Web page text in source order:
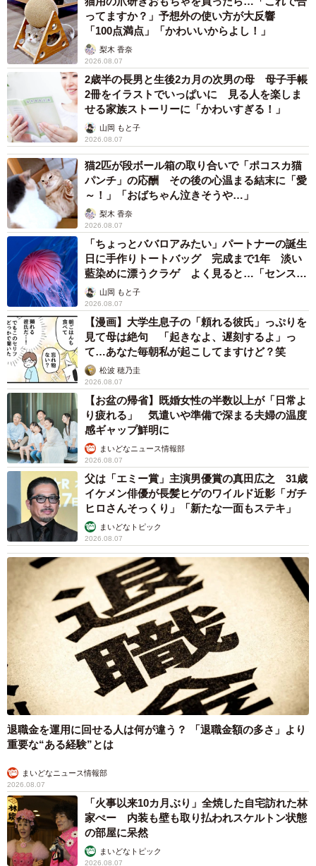
ってますか？」予想外の使い方が大反響
「100点満点」「かわいいからよし！」
梨木 香奈
2026.08.07
2歳半の長男と生後2カ月の次男の母 母子手帳
2冊をイラストでいっぱいに 見る人を楽しま
せる家族ストーリーに「かわいすぎる！」
山岡 もと子
2026.08.07
猫2匹が段ボール箱の取り合いで「ポコスカ猫
パンチ」の応酬 その後の心温まる結末に「愛
～！」「おばちゃん泣きそうや…」
梨木 香奈
2026.08.07
「ちょっとババロアみたい」パートナーの誕生
日に手作りトートバッグ 完成まで1年 淡い
藍染めに漂うクラゲ よく見ると…「センスす
ごい」山岡 もと子
2026.08.07
【漫画】大学生息子の「頼れる彼氏」っぷりを
見て母は絶句 「起きなよ、遅刻するよ」っ
て…あなた毎朝私が起こしてますけど？笑
松波 穂乃圭
2026.08.07
【お盆の帰省】既婚女性の半数以上が「日常よ
り疲れる」 気遣いや準備で深まる夫婦の温度
感ギャップ鮮明に
まいどなニュース情報部
2026.08.07
父は「エミー賞」主演男優賞の真田広之 31歳
イケメン俳優が長髪ヒゲのワイルド近影「ガチ
ヒロさんそっくり」「新たな一面もステキ」
まいどなトピック
2026.08.07
退職金を運用に回せる人は何が違う？ 「退職金額の多さ」より
重要な“ある経験”とは
まいどなニュース情報部
2026.08.07
「火事以来10カ月ぶり」全焼した自宅訪れた林
家ぺー 内装も壁も取り払われスケルトン状態
の部屋に呆然
まいどなトピック
2026.08.07